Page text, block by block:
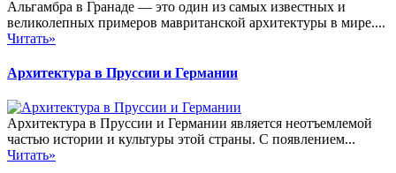
Альгамбра в Гранаде — это один из самых известных и
великолепных примеров мавританской архитектуры в мире....
Читать»
Архитектура в Пруссии и Германии
Архитектура в Пруссии и Германии является неотъемлемой
частью истории и культуры этой страны. С появлением...
Читать»